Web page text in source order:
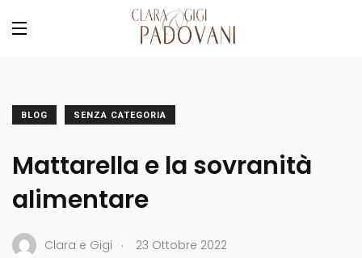
BLOG SENZA CATEGORIA
Mattarella e la sovranità
alimentare
Clara e Gigi . 23 Ottobre 2022